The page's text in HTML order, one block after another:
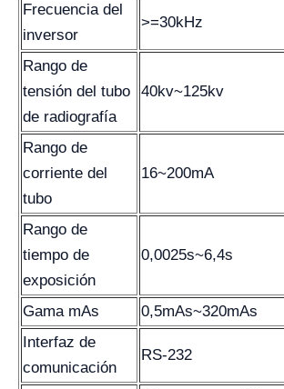
Frecuencia del
inversor
>=30kHz
Rango de
tensión del tubo
de radiografía
40kv~125kv
Rango de
corriente del
tubo
16~200mA
Rango de
tiempo de
exposición
0,0025s~6,4s
Gama mAs
0,5mAs~320mAs
Interfaz de
comunicación
RS-232